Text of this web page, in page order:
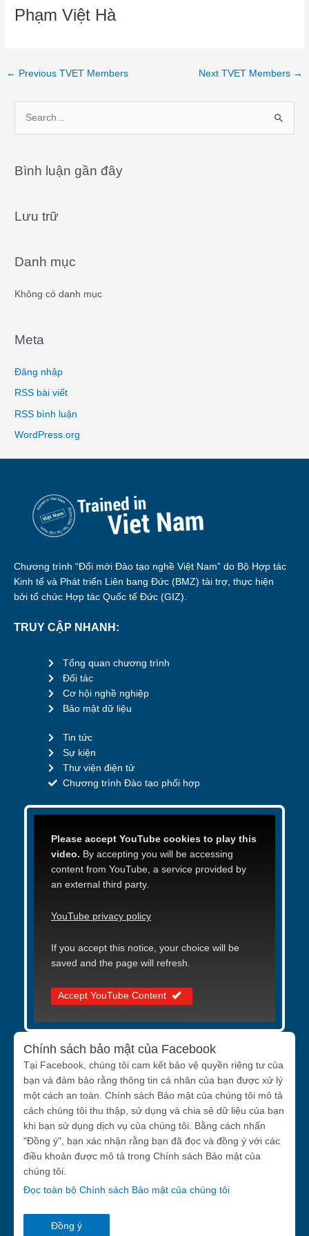
Phạm Việt Hà
← Previous TVET Members Next TVET Members →
r
h
:
Bình luận gần đây
Lưu trữ
Danh mục
Không có danh mục
Meta
Đăng nhập
RSS bài viết
RSS bình luận
WordPress.org
Chương trình “Đổi mới Đào tạo nghề Việt Nam” do Bộ Hợp tác
Kinh tế và Phát triển Liên bang Đức (BMZ) tài trợ, thực hiện
bởi tổ chức Hợp tác Quốc tế Đức (GIZ).
TRUY CẬP NHANH:
Tổng quan chương trình
Đối tác
Cơ hội nghề nghiệp
Bảo mật dữ liệu
Tin tức
Sự kiện
Thư viện điện tử
Chương trình Đào tạo phối hợp
Please accept YouTube cookies to play this
video. By accepting you will be accessing
content from YouTube, a service provided by
an external third party.
YouTube privacy policy
If you accept this notice, your choice will be
saved and the page will refresh.
Accept YouTube Content
Chính sách bảo mật của Facebook
Tại Facebook, chúng tôi cam kết bảo vệ quyền riêng tư của
bạn và đảm bảo rằng thông tin cá nhân của bạn được xử lý
một cách an toàn. Chính sách Bảo mật của chúng tôi mô tả
cách chúng tôi thu thập, sử dụng và chia sẻ dữ liệu của bạn
khi bạn sử dụng dịch vụ của chúng tôi. Bằng cách nhấn
"Đồng ý", bạn xác nhận rằng bạn đã đọc và đồng ý với các
điều khoản được mô tả trong Chính sách Bảo mật của
chúng tôi.
Đọc toàn bộ Chính sách Bảo mật của chúng tôi
Đồng ý